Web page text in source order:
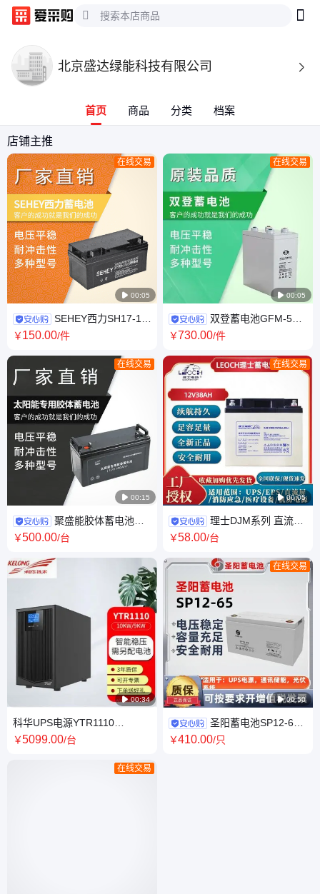
北京盛达绿能科技有限公司 
首页 商品 分类 档案
店铺主推
 00:05
在线交易
SEHEY西力SH17-12
12V17AH免维护铅酸阀控密封
￥150.00/件
 00:15
在线交易
聚盛能胶体蓄电池
12V80AH太阳能专用 胶 体免维
￥500.00/台
 00:34
科华UPS电源YTR1110
10KVA/9KW电力调度金融数据
￥5099.00/台
在线交易
 00:05
在线交易
双登蓄电池GFM-500
阀控式铅酸UPS/EPS电源机房
￥730.00/件
 00:05
在线交易
理士DJM系列 直流屏
UPS电源外接专用12V铅酸免维
￥58.00/台
 00:50
在线交易
圣阳蓄电池SP12-65
12V65AH直流屏 基站储能 应急
￥410.00/只